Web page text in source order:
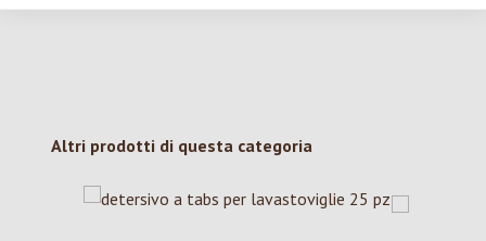
Salta la galleria dei prodotti
Altri prodotti di questa categoria